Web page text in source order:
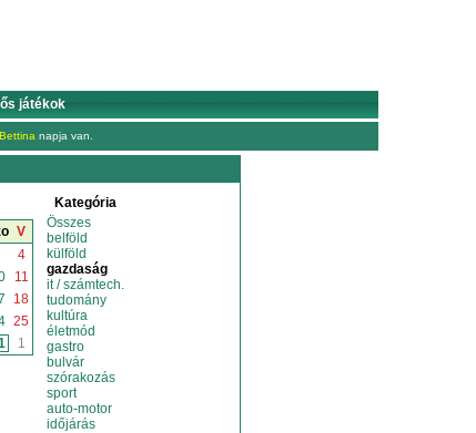
játékok
Bettina napja van.
V
4
11
18
25
1
Kategória
Összes
belföld
külföld
gazdaság
it / számtech.
tudomány
kultúra
életmód
gastro
bulvár
szórakozás
sport
auto-motor
időjárás